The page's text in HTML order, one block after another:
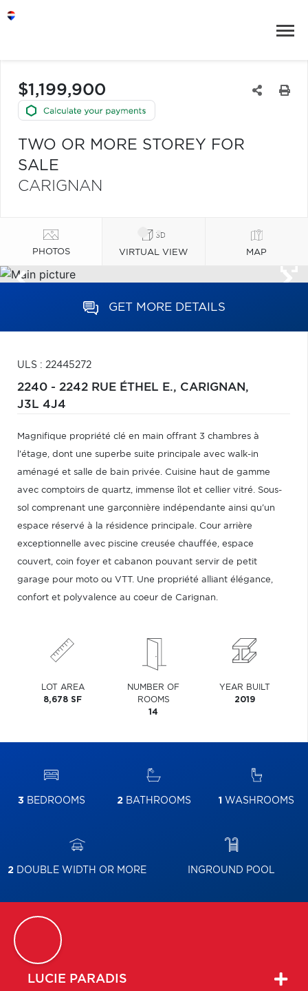
$1,199,900
TWO OR MORE STOREY FOR
SALE
CARIGNAN
PHOTOS VIRTUAL VIEW MAP
GET MORE DETAILS
ULS : 22445272
2240 - 2242 RUE ÉTHEL E., CARIGNAN,
J3L 4J4
Magnifique propriété clé en main offrant 3 chambres à
l'étage, dont une superbe suite principale avec walk-in
aménagé et salle de bain privée. Cuisine haut de gamme
avec comptoirs de quartz, immense îlot et cellier vitré. Sous-
sol comprenant une garçonnière indépendante ainsi qu'un
espace réservé à la résidence principale. Cour arrière
exceptionnelle avec piscine creusée chauffée, espace
couvert, coin foyer et cabanon pouvant servir de petit
garage pour moto ou VTT. Une propriété alliant élégance,
confort et polyvalence au coeur de Carignan.
LOT AREA
8,678 SF
NUMBER OF
ROOMS
14
YEAR BUILT
2019
3 BEDROOMS 2BATHROOMS 1 WASHROOMS
2 DOUBLE WIDTH OR MORE INGROUND POOL
LUCIE PARADIS